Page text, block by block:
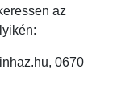
az
0670